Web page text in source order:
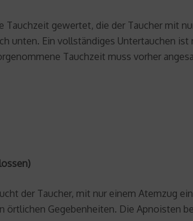
gewertet, die der Taucher mit
unten. Ein vollständiges Untertauchen
Tauchzeit muss vorher
der Taucher, mit nur einem Atemzug
örtlichen Gegebenheiten. Die Apnoisten